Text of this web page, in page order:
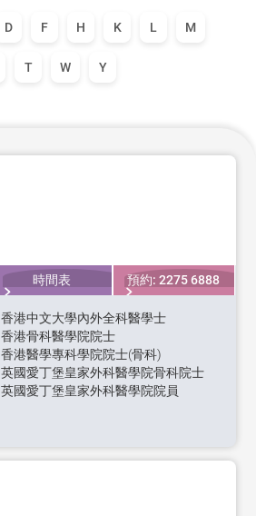
D F H K L M
T W Y
時間表 預約: 2275 6888
香港中文大學內外全科醫學士
香港骨科醫學院院士
香港醫學專科學院院士(骨科)
英國愛丁堡皇家外科醫學院骨科院士
英國愛丁堡皇家外科醫學院院員